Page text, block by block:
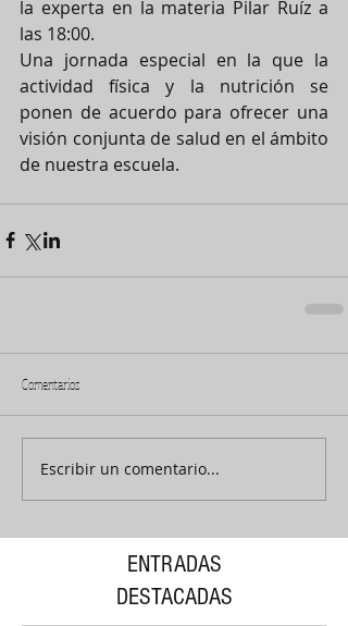
la experta en la materia Pilar Ruíz a
las 18:00.
Una jornada especial en la que la
actividad física y la nutrición se
ponen de acuerdo para ofrecer una
visión conjunta de salud en el ámbito
de nuestra escuela.
Comentarios
Escribir un comentario...
ENTRADAS
DESTACADAS